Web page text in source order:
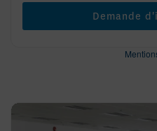
Demande